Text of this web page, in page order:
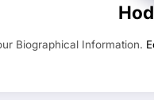
Biographical Information.